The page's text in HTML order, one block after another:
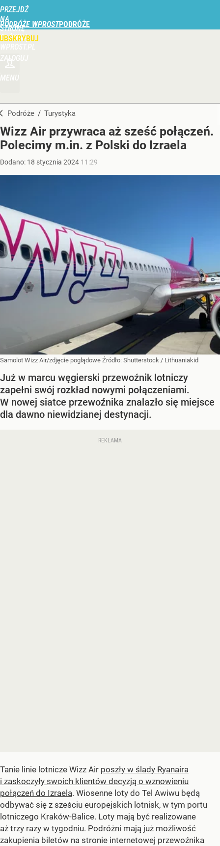
PRZEJDŹ
NA
STRONĘ
GŁÓWNĄ
PODRÓŻE WPROST
ZALOGUJ
MENU
Podróże / Turystyka
Wizz Air przywraca aż sześć połączeń.
Polecimy m.in. z Polski do Izraela
Dodano: 18 stycznia 2024 11:29
Samolot Wizz Air/zdjęcie poglądowe Źródło: Shutterstock / Lithuaniakid
Już w marcu węgierski przewoźnik lotniczy
zapełni swój rozkład nowymi połączeniami.
W nowej siatce przewoźnika znalazło się miejsce
dla dawno niewidzianej destynacji.
Tanie linie lotnicze Wizz Air poszły w ślady Ryanaira
i zaskoczyły swoich klientów decyzją o wznowieniu
połączeń do Izraela. Wiosenne loty do Tel Awiwu będą
odbywać się z sześciu europejskich lotnisk, w tym portu
lotniczego Kraków-Balice. Loty mają być realizowane
aż trzy razy w tygodniu. Podróżni mają już możliwość
zakupienia biletów na stronie internetowej przewoźnika